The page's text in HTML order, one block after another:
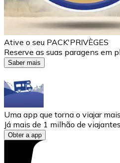
Ative o seu PACK'PRIVÈGES
Reserve as suas paragens em
Saber mais
Uma app que torna o viajar
Já mais de 1 milhão de
Obter a app